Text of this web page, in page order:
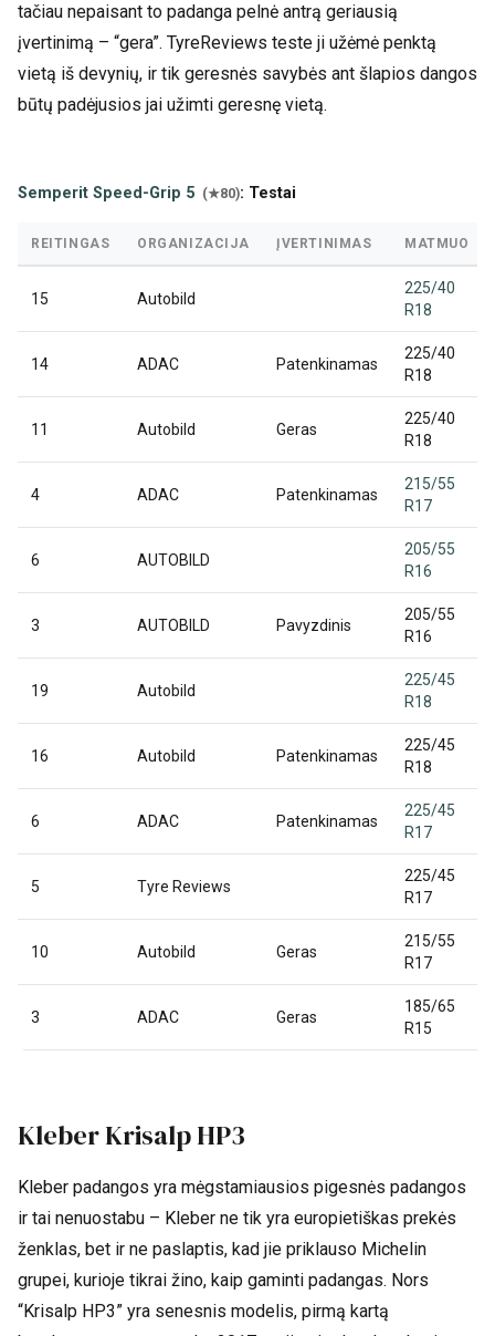
tačiau nepaisant to padanga pelnė antrą geriausią
įvertinimą – “gera”. TyreReviews teste ji užėmė penktą
vietą iš devynių, ir tik geresnės savybės ant šlapios dangos
būtų padėjusios jai užimti geresnę vietą.
Semperit Speed-Grip 5 (★80): Testai
REITINGAS ORGANIZACIJA ĮVERTINIMAS MATMUO
15 Autobild
225/40
R18
14 ADAC Patenkinamas
225/40
R18
11 Autobild Geras
225/40
R18
4 ADAC Patenkinamas
215/55
R17
6 AUTOBILD
205/55
R16
3 AUTOBILD Pavyzdinis
205/55
R16
19 Autobild
225/45
R18
16 Autobild Patenkinamas
225/45
R18
6 ADAC Patenkinamas
225/45
R17
5 Tyre Reviews
225/45
R17
10 Autobild Geras
215/55
R17
3 ADAC Geras
185/65
R15
Kleber Krisalp HP3
Kleber padangos yra mėgstamiausios pigesnės padangos
ir tai nenuostabu – Kleber ne tik yra europietiškas prekės
ženklas, bet ir ne paslaptis, kad jie priklauso Michelin
grupei, kurioje tikrai žino, kaip gaminti padangas. Nors
“Krisalp HP3” yra senesnis modelis, pirmą kartą